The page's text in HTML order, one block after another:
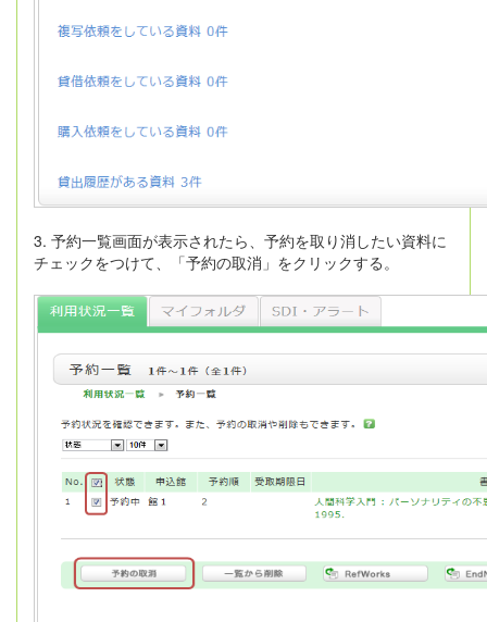
3. 予約一覧画面が表示されたら、予約を取り消したい資料に
チェックをつけて、「予約の取消」をクリックする。